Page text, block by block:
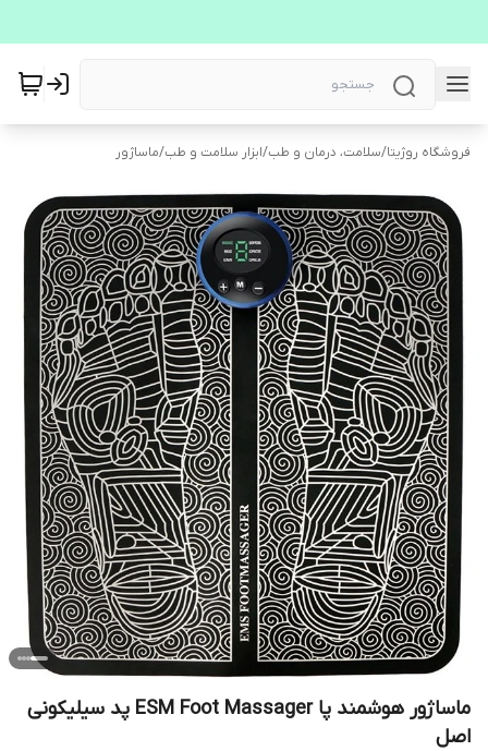
فروشگاه روژیتا/سلامت، درمان و طب/ابزار سلامت و طب/ماساژور
ماساژور هوشمند پا ESM Foot Massager پد سیلیکونی
اصل